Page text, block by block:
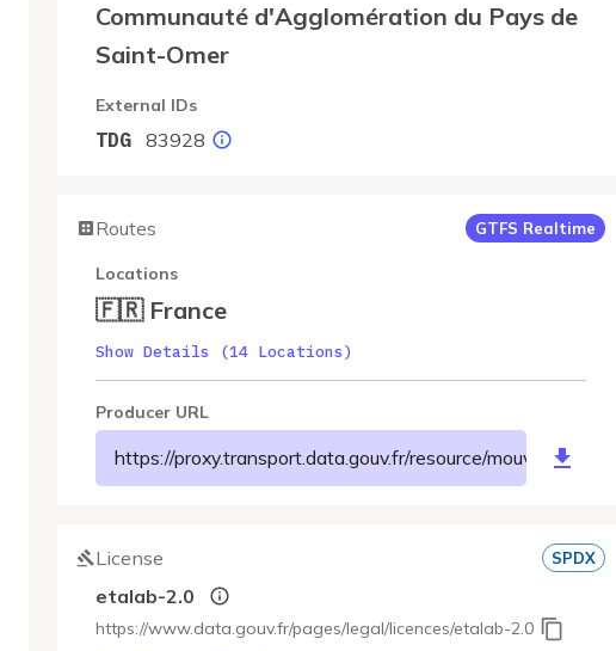
Communauté d'Agglomération du Pays de
Saint-Omer
External IDs
TDG 83928
Routes GTFS Realtime
Locations
🇫🇷 France
Show Details (14 Locations)
Producer URL
https://proxy.transport.data.gouv.fr/resource/mouveo-
License SPDX
etalab-2.0
https://www.data.gouv.fr/pages/legal/licences/etalab-2.0